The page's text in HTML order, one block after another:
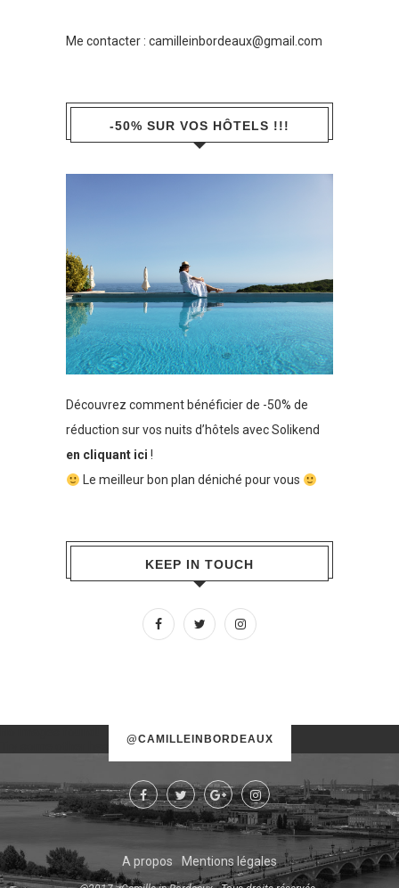
Me contacter : camilleinbordeaux@gmail.com
-50% SUR VOS HÔTELS !!!
Découvrez comment bénéficier de -50% de
réduction sur vos nuits d’hôtels avec Solikend
en cliquant ici !
Le meilleur bon plan déniché pour vous
KEEP IN TOUCH
@CAMILLEINBORDEAUX
Try some other hashtag or username
A propos Mentions légales